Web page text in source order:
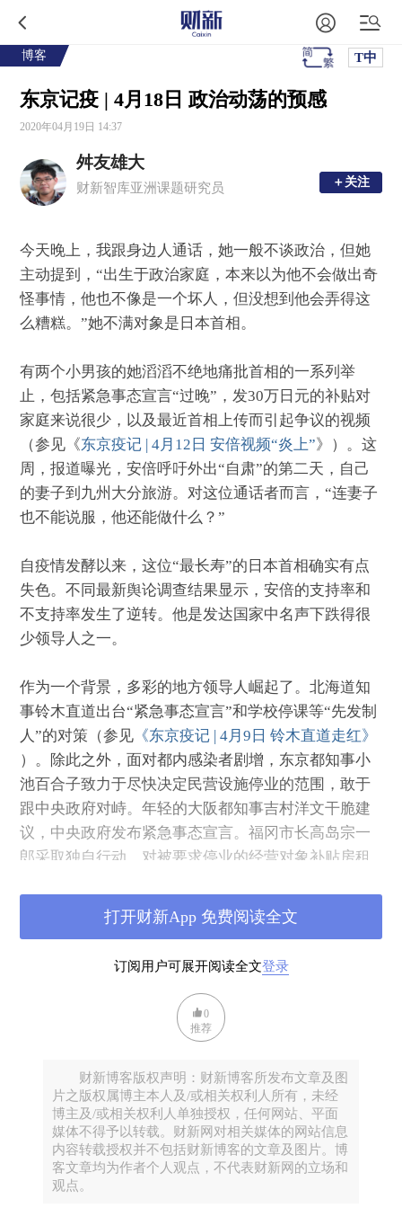
博客 T中
东京记疫 | 4月18日 政治动荡的预感
2020年04月19日 14:37
舛友雄大
财新智库亚洲课题研究员 ＋关注
＋关注
今天晚上，我跟身边人通话，她一般不谈政治，但她
主动提到，“出生于政治家庭，本来以为他不会做出奇
怪事情，他也不像是一个坏人，但没想到他会弄得这
么糟糕。”她不满对象是日本首相。
有两个小男孩的她滔滔不绝地痛批首相的一系列举
止，包括紧急事态宣言“过晚”，发30万日元的补贴对
家庭来说很少，以及最近首相上传而引起争议的视频
（参见《东京疫记 | 4月12日 安倍视频“炎上”》）。这
周，报道曝光，安倍呼吁外出“自肃”的第二天，自己
的妻子到九州大分旅游。对这位通话者而言，“连妻子
也不能说服，他还能做什么？”
自疫情发酵以来，这位“最长寿”的日本首相确实有点
失色。不同最新舆论调查结果显示，安倍的支持率和
不支持率发生了逆转。他是发达国家中名声下跌得很
少领导人之一。
作为一个背景，多彩的地方领导人崛起了。北海道知
事铃木直道出台“紧急事态宣言”和学校停课等“先发制
人”的对策（参见 《东京疫记 | 4月9日 铃木直道走红》
）。除此之外，面对都内感染者剧增，东京都知事小
池百合子致力于尽快决定民营设施停业的范围，敢于
跟中央政府对峙。年轻的大阪都知事吉村洋文干脆建
议，中央政府发布紧急事态宣言。福冈市长高岛宗一
郎采取独自行动，对被要求停业的经营对象补贴房租
与此形成对照的是日本首相的态度。他偶尔开记者
题是记者提前交上的。一名经常出席记者会的自由记
者描述，“这不是记者会，是朗诵会”。一名外国记者
问首相如若对策失败如何负起责任时，他回答说，“即
订阅用户可展开阅读全文登录
打开财新App 免费阅读全文
0
推荐
财新博客版权声明：财新博客所发布文章及图
片之版权属博主本人及/或相关权利人所有，未经
博主及/或相关权利人单独授权，任何网站、平面
媒体不得予以转载。财新网对相关媒体的网站信息
内容转载授权并不包括财新博客的文章及图片。博
客文章均为作者个人观点，不代表财新网的立场和
观点。